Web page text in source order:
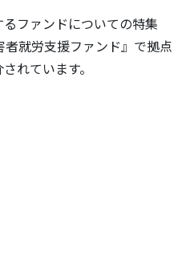
ファンドについての特集
者就労支援ファンド』で拠点
れています。